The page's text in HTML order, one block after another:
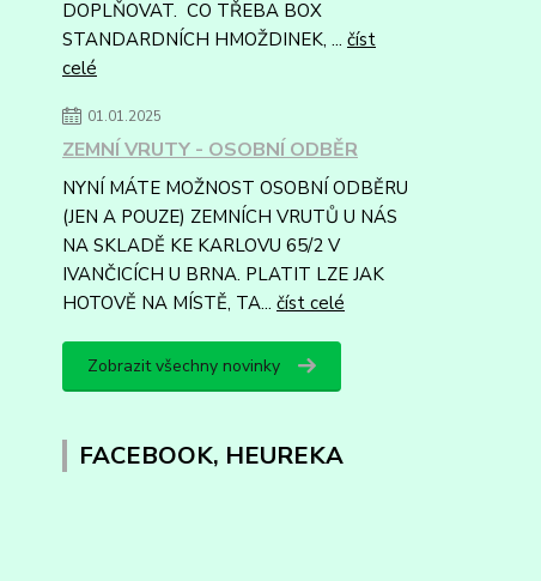
DOPLŇOVAT. CO TŘEBA BOX
STANDARDNÍCH HMOŽDINEK, ... číst
celé
01.01.2025
ZEMNÍ VRUTY - OSOBNÍ ODBĚR
NYNÍ MÁTE MOŽNOST OSOBNÍ ODBĚRU
(JEN A POUZE) ZEMNÍCH VRUTŮ U NÁS
NA SKLADĚ KE KARLOVU 65/2 V
IVANČICÍCH U BRNA. PLATIT LZE JAK
HOTOVĚ NA MÍSTĚ, TA... číst celé
Zobrazit všechny novinky
FACEBOOK, HEUREKA